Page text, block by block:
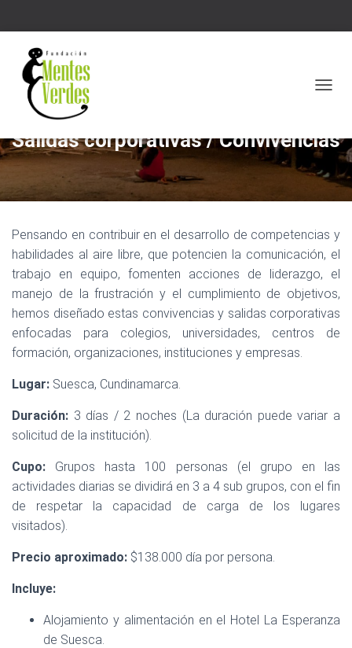
Salidas corporativas / Convivencias
Pensando en contribuir en el desarrollo de competencias y
habilidades al aire libre, que potencien la comunicación, el
trabajo en equipo, fomenten acciones de liderazgo, el
manejo de la frustración y el cumplimiento de objetivos,
hemos diseñado estas convivencias y salidas corporativas
enfocadas para colegios, universidades, centros de
formación, organizaciones, instituciones y empresas.
Lugar: Suesca, Cundinamarca.
Duración: 3 días / 2 noches (La duración puede variar a
solicitud de la institución).
Cupo: Grupos hasta 100 personas (el grupo en las
actividades diarias se dividirá en 3 a 4 sub grupos, con el fin
de respetar la capacidad de carga de los lugares
visitados).
Precio aproximado: $138.000 día por persona.
Incluye:
Alojamiento y alimentación en el Hotel La Esperanza
de Suesca.